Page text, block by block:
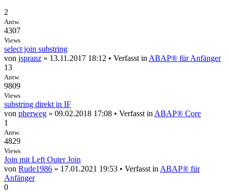
2
Antw.
4307
Views
select join substring
von jspranz » 13.11.2017 18:12 • Verfasst in ABAP® für Anfänger
13
Antw.
9809
Views
substring direkt in IF
von pherweg » 09.02.2018 17:08 • Verfasst in ABAP® Core
1
Antw.
4829
Views
Join mit Left Outer Join
von Rude1986 » 17.01.2021 19:53 • Verfasst in ABAP® für
Anfänger
0